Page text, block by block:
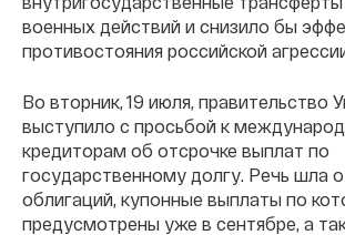
военных действий и снизило бы
противостояния российской
Во вторник, 19 июля, правительство
выступило с просьбой к
кредиторам об отсрочке выплат по
государственному долгу. Речь шла
облигаций, купонные выплаты по
предусмотрены уже в сентябре, а